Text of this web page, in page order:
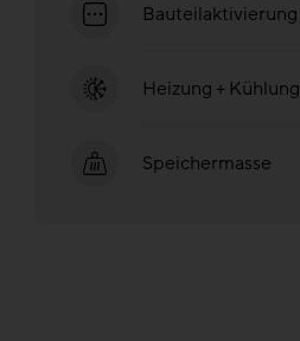
Bauteilaktivierung
Heizung + Kühlung
Speichermasse